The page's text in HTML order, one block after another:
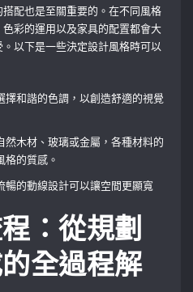
配也是至關重要的。在不同風格
彩的運用以及家具的配置都會大
以下是一些決定設計風格時可以
擇和諧的色調，以創造舒適的視覺
然木材、玻璃或金屬，各種材料的
格的質感。
暢的動線設計可以讓空間更顯寬
：從規劃
全過程解